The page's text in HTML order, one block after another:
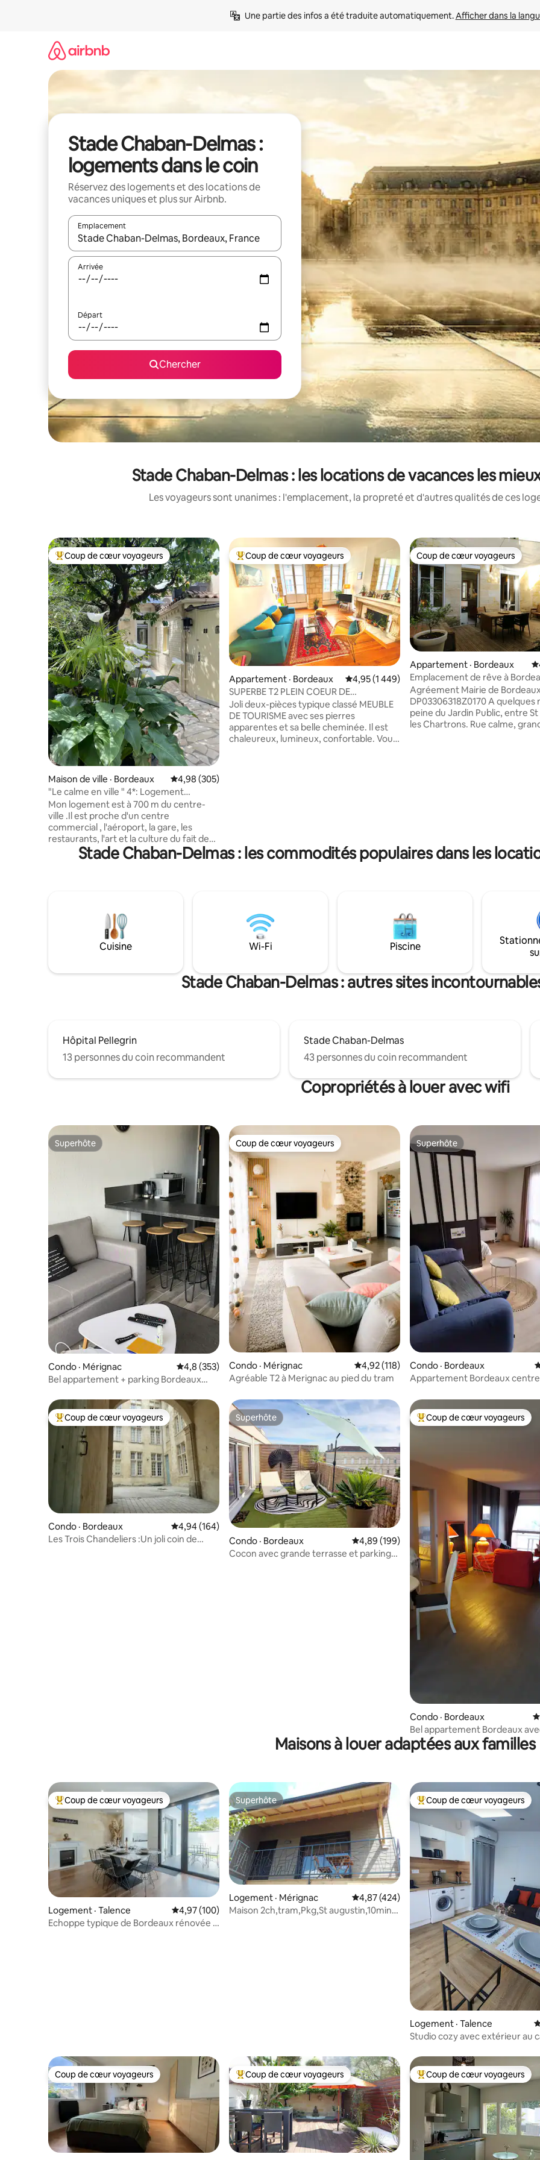
Une partie des infos a été traduite automatiquement. Afficher dans la
Stade Chaban-Delmas :
logements dans le coin
Réservez des logements et des locations de
vacances uniques et plus sur Airbnb.
Emplacement
Quand les résultats sont affichés, parcourez-les en utilisant les flèches vers le haut et vers le bas, ou en appuyant
Arrivée
Départ
Chercher
Stade Chaban-Delmas : les locations de vacances les
Les voyageurs sont unanimes : l'emplacement, la propreté et d'autres qualités de ces
Coup de cœur voyageurs parmi les plus aimés
Coup de cœur voyageurs
Maison de ville · Bordeaux Note moyenne de 4,98 sur 5, 305 commentaires
4,98 (305)
"Le calme en ville " 4*: Logement
+Stationnement
Mon logement est à 700 m du centre-
ville .Il est proche d'un centre
commercial , l'aéroport, la gare, les
restaurants, l'art et la culture du fait de
sa position par rapport aux stations du
logement est adapté pour le voyageur
solo ou d'affaires ,1 couple avec 2 enfants
Coup de cœur voyageurs parmi les plus aimés
Coup de cœur voyageurs
Appartement · Bordeaux Note moyenne de 4,95 sur 5, 1 449
4,95 (1 449)
SUPERBE T2 PLEIN COEUR DE
BORDEAUX
Joli deux-pièces typique classé MEUBLE
DE TOURISME avec ses pierres
apparentes et sa belle cheminée. Il est
chaleureux, lumineux, confortable. Vous
Coup de cœur voyageurs
Coup de cœur voyageurs
Appartement · Bordeaux
Emplacement de rêve à
garage payant
Agréement Mairie de
DP03306318Z0170 A quelques
peine du Jardin Public, entre
les Chartrons. Rue calme,
Stade Chaban-Delmas : les commodités populaires dans les
Cuisine Wi-Fi Piscine
Stade Chaban-Delmas : autres sites
Hôpital Pellegrin
13 personnes du coin recommandent
Stade Chaban-Delmas
43 personnes du coin recommandent
Copropriétés à louer avec wifi
Superhôte
Superhôte
Condo · Mérignac Note moyenne de 4,8 sur 5, 353 commentaires
4,8 (353)
Bel appartement + parking Bordeaux
Coup de cœur voyageurs
Coup de cœur voyageurs
Condo · Mérignac Note moyenne de 4,92 sur 5, 118
4,92 (118)
Agréable T2 à Merignac au pied du tram
Superhôte
Superhôte
Condo · Bordeaux
Appartement Bordeaux
Coup de cœur voyageurs parmi les plus aimés
Coup de cœur voyageurs
Condo · Bordeaux Note moyenne de 4,94 sur 5, 164 commentaires
4,94 (164)
Les Trois Chandeliers :Un joli coin de
Superhôte
Superhôte
Condo · Bordeaux Note moyenne de 4,89 sur 5, 199
4,89 (199)
Cocon avec grande terrasse et parking
Coup de cœur voyageurs
Coup de cœur voyageurs
Condo · Bordeaux
Bel appartement Bordeaux
Maisons à louer adaptées aux familles
Coup de cœur voyageurs parmi les plus aimés
Coup de cœur voyageurs
Logement · Talence Note moyenne de 4,97 sur 5, 100 commentaires
4,97 (100)
Echoppe typique de Bordeaux rénovée 3
Superhôte
Superhôte
Logement · Mérignac Note moyenne de 4,87 sur 5, 424
4,87 (424)
Maison 2ch,tram,Pkg,St augustin,10min
Coup de cœur voyageurs
Coup de cœur voyageurs
Logement · Talence
Studio cozy avec extérieur au
Coup de cœur voyageurs
Coup de cœur voyageurs Coup de cœur voyageurs parmi les plus aimés
Coup de cœur voyageurs Coup de cœur voyageurs
Coup de cœur voyageurs